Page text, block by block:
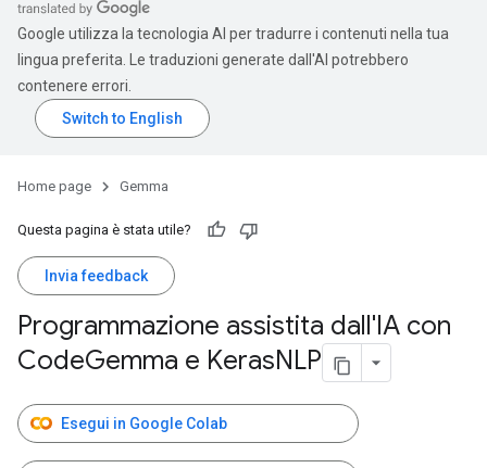
Google utilizza la tecnologia AI per tradurre i contenuti nella tua
lingua preferita. Le traduzioni generate dall'AI potrebbero
contenere errori.
Home page Gemma
Questa pagina è stata utile?
Invia feedback
Programmazione assistita dall'IA con
CodeGemma e KerasNLP
Esegui in Google Colab